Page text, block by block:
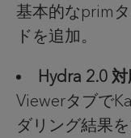
基本的なprim
ドを追加。
Hydra 2.0 対
Viewerタブで
ダリング結果